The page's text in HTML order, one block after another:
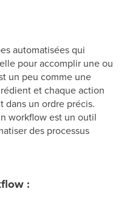
automatisées qui
pour accomplir une ou
un peu comme une
et chaque action
dans un ordre précis.
workflow est un outil
des processus
: